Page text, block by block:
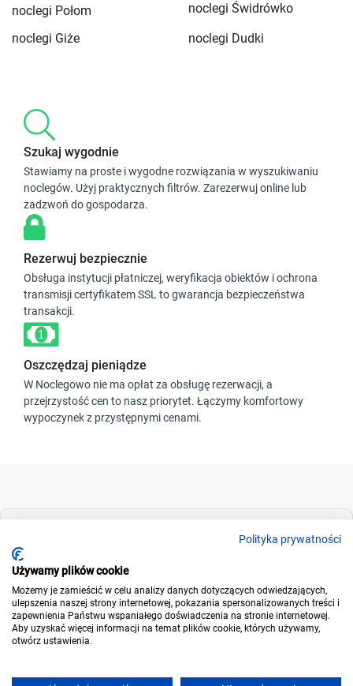
noclegi Połom
noclegi Świdrówko
noclegi Giże
noclegi Dudki
Szukaj wygodnie
Stawiamy na proste i wygodne rozwiązania w wyszukiwaniu
noclegów. Użyj praktycznych filtrów. Zarezerwuj online lub
zadzwoń do gospodarza.
Rezerwuj bezpiecznie
Obsługa instytucji płatniczej, weryfikacja obiektów i ochrona
transmisji certyfikatem SSL to gwarancja bezpieczeństwa
transakcji.
Oszczędzaj pieniądze
W Noclegowo nie ma opłat za obsługę rezerwacji, a
przejrzystość cen to nasz priorytet. Łączymy komfortowy
wypoczynek z przystępnymi cenami.
Dla wynajmujących
Polityka prywatności
Używamy plików cookie
Możemy je zamieścić w celu analizy danych dotyczących odwiedzających,
ulepszenia naszej strony internetowej, pokazania spersonalizowanych treści i
zapewnienia Państwu wspaniałego doświadczenia na stronie internetowej.
Aby uzyskać więcej informacji na temat plików cookie, których używamy,
otwórz ustawienia.